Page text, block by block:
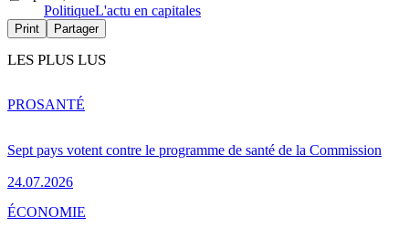
PolitiqueL'actu en capitales
Print Partager
LES PLUS LUS
Sept pays votent contre le programme de santé de la Commission
24.07.2026
PROSANTÉ
ÉCONOMIE